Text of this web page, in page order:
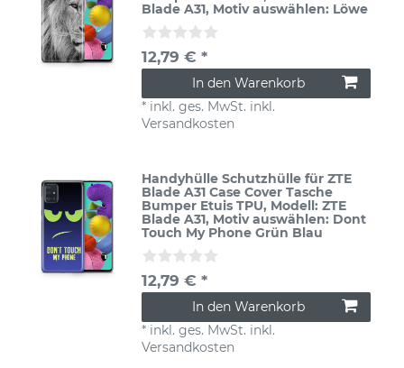
Blade A31, Motiv auswählen: Löwe
12,79 € *
In den Warenkorb
* inkl. ges. MwSt. inkl.
Versandkosten
Handyhülle Schutzhülle für ZTE
Blade A31 Case Cover Tasche
Bumper Etuis TPU, Modell: ZTE
Blade A31, Motiv auswählen: Dont
Touch My Phone Grün Blau
12,79 € *
In den Warenkorb
* inkl. ges. MwSt. inkl.
Versandkosten